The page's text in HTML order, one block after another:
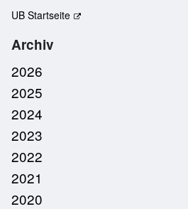
UB Startseite
Archiv
2026
2025
2024
2023
2022
2021
2020